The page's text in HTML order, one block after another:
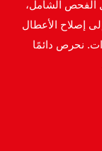
الفحص الشامل،
إصلاح الأعطال
نحرص دائمًا